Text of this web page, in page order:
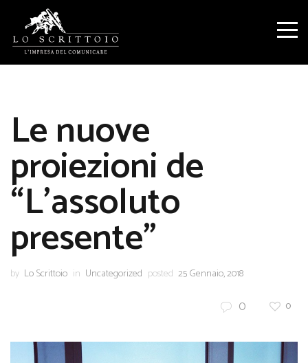
Le nuove
proiezioni de
“L’assoluto
presente”
by Lo Scrittoio in Uncategorized posted 25 Gennaio, 2018
0 0